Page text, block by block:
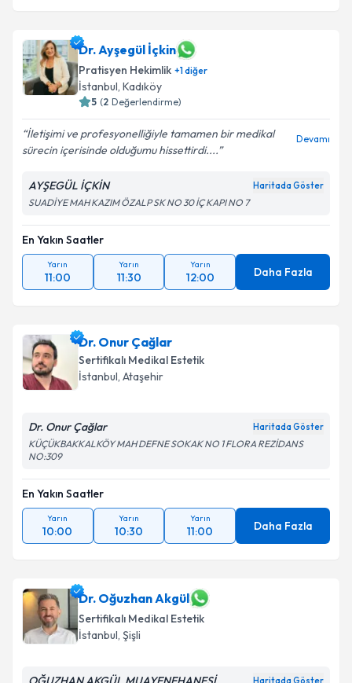
Dr. Ayşegül İçkin
Pratisyen Hekimlik +1diğer
İstanbul, Kadıköy
5 (2 Değerlendirme)
İletişimi ve profesyonelliğiyle tamamen bir medikal
sürecin içerisinde olduğumu hissettirdi....
Devamı
AYŞEGÜL İÇKİN Haritada Göster
SUADİYE MAH KAZIM ÖZALP SK NO 30 İÇ KAPI NO 7
En Yakın Saatler
Yarın
11:00
Yarın
11:30
Yarın
12:00 Daha Fazla
Dr. Onur Çağlar
Sertifikalı Medikal Estetik
İstanbul, Ataşehir
Dr. Onur Çağlar Haritada Göster
KÜÇÜKBAKKALKÖY MAH DEFNE SOKAK NO 1 FLORA REZİDANS
NO:309
En Yakın Saatler
Yarın
10:00
Yarın
10:30
Yarın
11:00 Daha Fazla
Dr. Oğuzhan Akgül
Sertifikalı Medikal Estetik
İstanbul, Şişli
Haritada Göster